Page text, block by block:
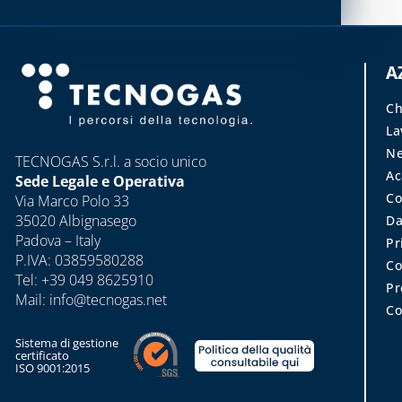
RICAMBI E ACCESSORI
SISTEMA VMC, ASSOLO E
SISTEMI DI
VENTILAZIONE E
TRATTAMENTO
DELL'ARIA
DIELETTRICI
RACCORDI SALDABILI ED
UTENSILI E ACCESSORI
TECNOGIUNTI
TUBI FLESSIBILI PER GAS
E ACQUA
CAPITOLO 06
ADDOLCITORI,
MISURATORI TDS,
TECNOGAS S.r.l. a socio unico
Sede Legale e Operativa
Via Marco Polo 33
35020 Albignasego
Padova – Italy
P.IVA: 03859580288
Tel: +39 049 8625910
Mail: info@tecnogas.net
Sistema di gestione
certificato
ISO 9001:2015